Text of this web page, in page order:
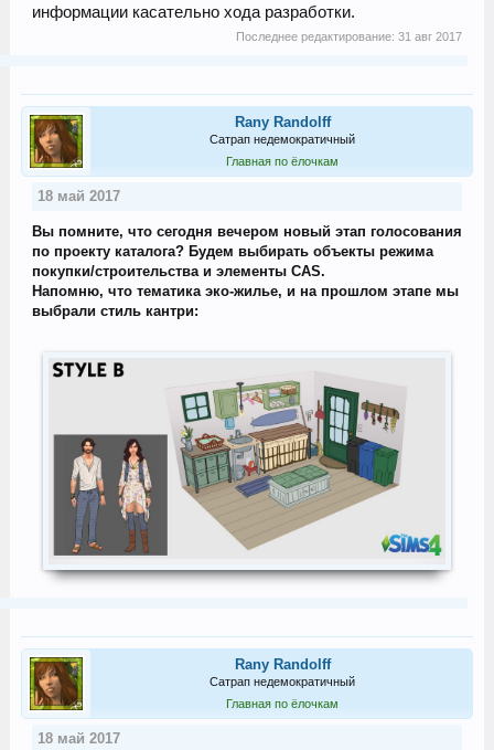
информации касательно хода разработки.
Последнее редактирование:31 авг 2017
Rany Randolff
Сатрап недемократичный
Главная по ёлочкам
18 май 2017
Вы помните, что сегодня вечером новый этап голосования
по проекту каталога? Будем выбирать объекты режима
покупки/строительства и элементы CAS.
Напомню, что тематика эко-жилье, и на прошлом этапе мы
выбрали стиль кантри:
Rany Randolff
Сатрап недемократичный
Главная по ёлочкам
18 май 2017